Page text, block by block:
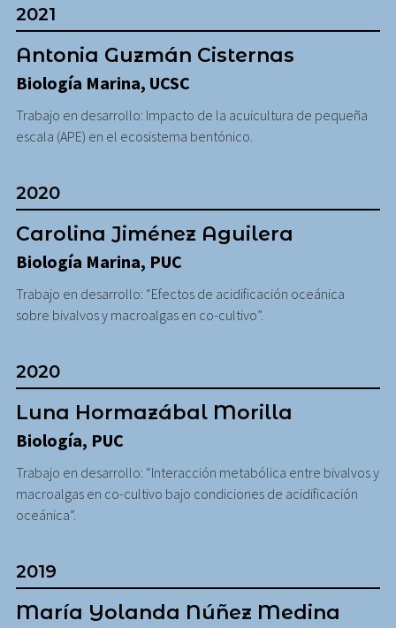
2021
Antonia Guzmán Cisternas
Biología Marina, UCSC
Trabajo en desarrollo: Impacto de la acuicultura de pequeña
escala (APE) en el ecosistema bentónico.
2020
Carolina Jiménez Aguilera
Biología Marina, PUC
Trabajo en desarrollo: “Efectos de acidificación oceánica
sobre bivalvos y macroalgas en co-cultivo”.
2020
Luna Hormazábal Morilla
Biología, PUC
Trabajo en desarrollo: “Interacción metabólica entre bivalvos y
macroalgas en co-cultivo bajo condiciones de acidificación
oceánica”.
2019
María Yolanda Núñez Medina